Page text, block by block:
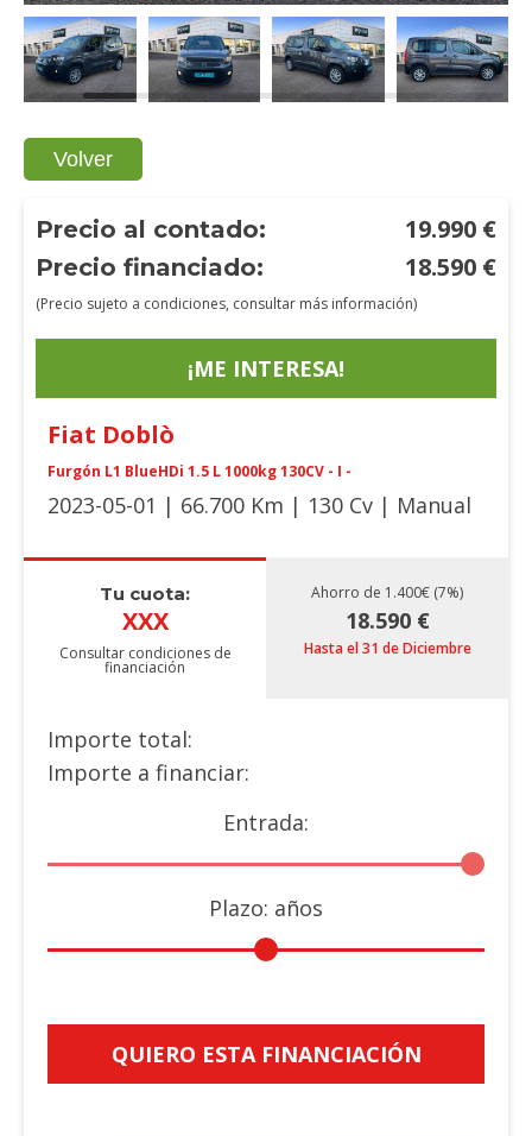
Volver
Precio al contado: 19.990 €
Precio financiado: 18.590 €
(Precio sujeto a condiciones, consultar más información)
¡ME INTERESA!
Fiat Doblò
Furgón L1 BlueHDi 1.5 L 1000kg 130CV - I -
2023-05-01 | 66.700 Km | 130 Cv | Manual
Tu cuota:
XXX
Consultar condiciones de
financiación
Ahorro de 1.400€ (7%)
18.590 €
Hasta el 31 de Diciembre
Importe total:
Importe a financiar:
Entrada:
Plazo: años
QUIERO ESTA FINANCIACIÓN